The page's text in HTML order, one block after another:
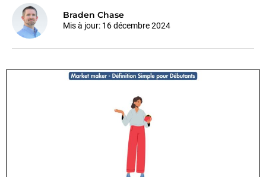
Braden Chase
Mis à jour: 16 décembre 2024